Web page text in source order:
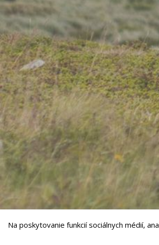
Na poskytovanie funkcií sociálnych médií,